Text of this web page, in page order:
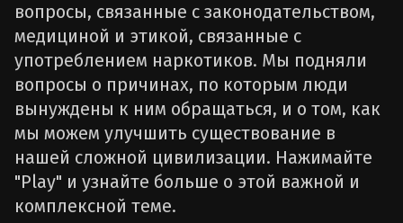
вопросы, связанные с законодательством,
медициной и этикой, связанные с
употреблением наркотиков. Мы подняли
вопросы о причинах, по которым люди
вынуждены к ним обращаться, и о том, как
мы можем улучшить существование в
нашей сложной цивилизации. Нажимайте
"Play" и узнайте больше о этой важной и
комплексной теме.